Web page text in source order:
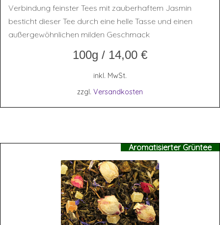
Verbindung feinster Tees mit zauberhaftem Jasmin
besticht dieser Tee durch eine helle Tasse und einen
außergewöhnlichen milden Geschmack
100g / 14,00 €
inkl. MwSt.
zzgl. Versandkosten
Aromatisierter Grüntee